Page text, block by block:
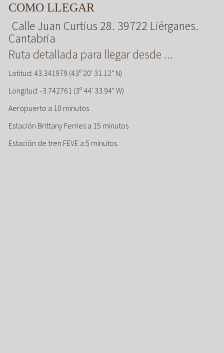
COMO LLEGAR
Calle Juan Curtius 28. 39722 Liérganes.
Cantabria
Ruta detallada para llegar desde ...
Latitud: 43.341979 (43º 20' 31.12" N)
Longitud: -3.742761 (3º 44' 33.94" W)
Aeropuerto a 10 minutos
Estación Brittany Ferries a 15 minutos
Estación de tren FEVE a 5 minutos